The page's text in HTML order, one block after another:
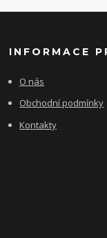
INFORMACE
O nás
Obchodní podmínky
Kontakty